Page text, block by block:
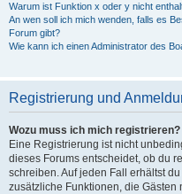
Warum ist Funktion x oder y nicht
An wen soll ich mich wenden, falls es
Forum gibt?
Wie kann ich einen Administrator des
Registrierung und
Wozu muss ich mich registrieren?
Eine Registrierung ist nicht
dieses Forums entscheidet, ob du
schreiben. Auf jeden Fall erhältst
zusätzliche Funktionen, die Gästen